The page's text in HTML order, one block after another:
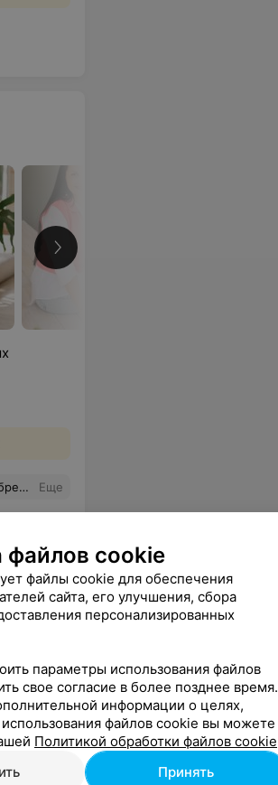
тренинг?! Однозначно Я Еще
файлов cookie
файлы cookie для обеспечения
сайта, его улучшения, сбора
персонализированных
параметры использования файлов
свое согласие в более позднее время.
информации о целях,
файлов cookie вы можете
Политикой обработки файлов cookie
Принять